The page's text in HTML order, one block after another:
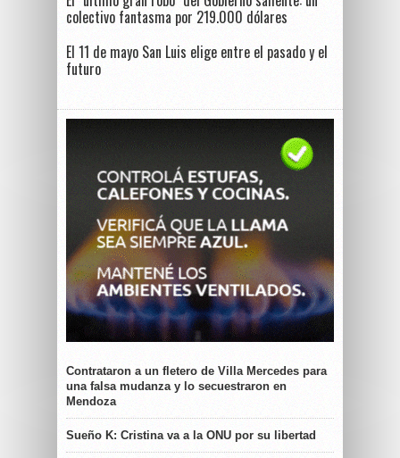
colectivo fantasma por 219.000 dólares
El 11 de mayo San Luis elige entre el pasado y el
futuro
Contrataron a un fletero de Villa Mercedes para
una falsa mudanza y lo secuestraron en
Mendoza
Sueño K: Cristina va a la ONU por su libertad